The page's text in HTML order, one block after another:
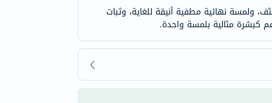
ولمسة نهائية مطفية أنيقة للغاية، وثبات